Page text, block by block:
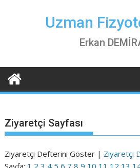
Uzman
Erkan
Ziyaretçi Sayfası
Ziyaretçi Defterini Göster | Ziyaretçi
Sayfa: 1 2 3 4 5 6 7 8 9 10 11 12 13